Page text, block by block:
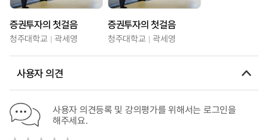
증권투자의 첫걸음
청주대학교 곽세영
증권투자의 첫걸음
청주대학교 곽세영
사용자 의견
사용자 의견등록 및 강의평가를 위해서는 로그인을
해주세요.